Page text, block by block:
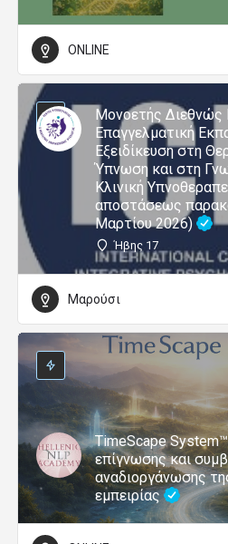
ONLINE
Μονοετής Διεθνώς
Επαγγελματική
Εξειδίκευση στη
Ύπνωση και στη
Κλινική
αποστάσεως
Μαρτίου 2026)
Ήβης 17
Μαρούσι
TimeScape
επίγνωσης και
αναδιοργάνωσης
εμπειρίας